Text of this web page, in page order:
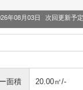
年08月03日 次回更新予
面積 20.00㎡/-